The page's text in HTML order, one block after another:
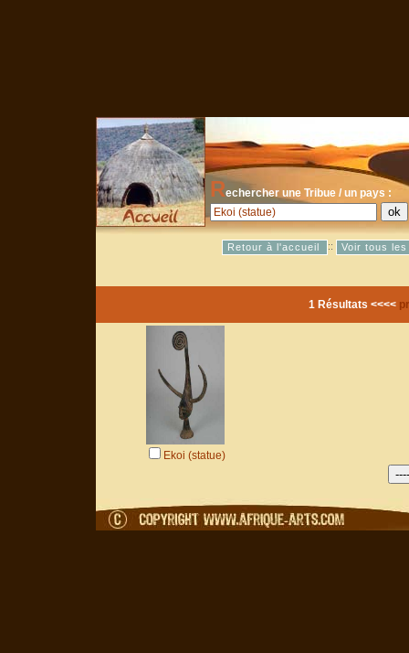
Rechercher une Tribue / un pays :
Retour à l'accueil :: Voir tous
1 Résultats <<<<
Ekoi (statue)